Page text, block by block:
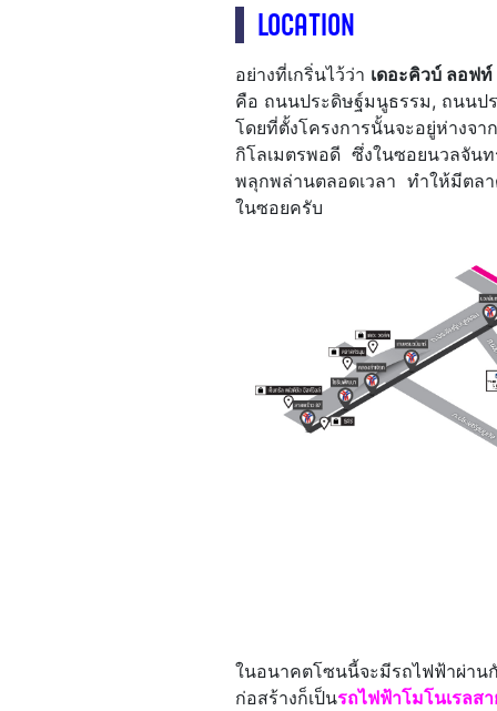
LOCATION
อย่างที่เกริ่นไว้ว่า เดอะคิวบ์ ลอฟ
คือ ถนนประดิษฐ์มนูธรรม, ถนนป
โดยที่ตั้งโครงการนั้นจะอยู่ห่างจ
กิโลเมตรพอดี ซึ่งในซอยนวลจัน
พลุกพล่านตลอดเวลา ทำให้มีตลา
ในซอยครับ
ในอนาคตโซนนี้จะมีรถไฟฟ้าผ่าน
ก่อสร้างก็เป็นรถไฟฟ้าโมโนเรลส